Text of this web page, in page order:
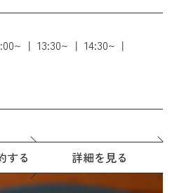
13:30~
14:30~
する 詳細を見る